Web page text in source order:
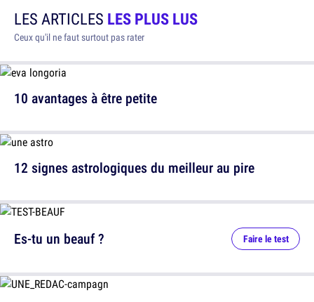
LES ARTICLES LES PLUS LUS
Ceux qu'il ne faut surtout pas rater
10 avantages à être petite
12 signes astrologiques du meilleur au pire
Es-tu un beauf ? Faire le test